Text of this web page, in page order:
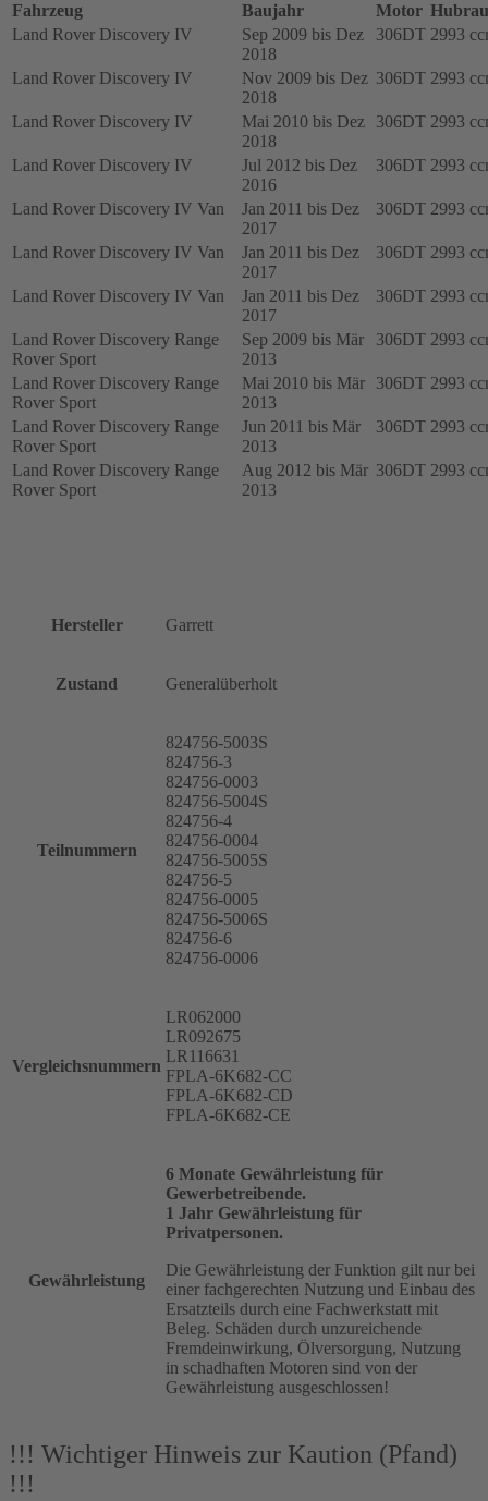
Fahrzeug Baujahr Motor
Land Rover Discovery IV
Sep 2009 bis Dez
2018
306DT 2993
Land Rover Discovery IV
Nov 2009 bis Dez
2018
306DT 2993
Land Rover Discovery IV
Mai 2010 bis Dez
2018
306DT 2993
Land Rover Discovery IV
Jul 2012 bis Dez
2016
306DT 2993
Land Rover Discovery IV Van
Jan 2011 bis Dez
2017
306DT 2993
Land Rover Discovery IV Van
Jan 2011 bis Dez
2017
306DT 2993
Land Rover Discovery IV Van
Jan 2011 bis Dez
2017
306DT 2993
Land Rover Discovery Range
Rover Sport
Sep 2009 bis Mär
2013
306DT 2993
Land Rover Discovery Range
Rover Sport
Mai 2010 bis Mär
2013
306DT 2993
Land Rover Discovery Range
Rover Sport
Jun 2011 bis Mär
2013
306DT 2993
Land Rover Discovery Range
Rover Sport
Aug 2012 bis Mär
2013
306DT 2993
Hersteller Garrett
Zustand Generalüberholt
Teilnummern
824756-5003S
824756-3
824756-0003
824756-5004S
824756-4
824756-0004
824756-5005S
824756-5
824756-0005
824756-5006S
824756-6
824756-0006
Vergleichsnummern
LR062000
LR092675
LR116631
FPLA-6K682-CC
FPLA-6K682-CD
FPLA-6K682-CE
Gewährleistung
6 Monate Gewährleistung für
Gewerbetreibende.
1 Jahr Gewährleistung für
Privatpersonen.
Die Gewährleistung der Funktion gilt nur bei
einer fachgerechten Nutzung und Einbau des
Ersatzteils durch eine Fachwerkstatt mit
Beleg. Schäden durch unzureichende
Fremdeinwirkung, Ölversorgung, Nutzung
in schadhaften Motoren sind von der
Gewährleistung ausgeschlossen!
!!! Wichtiger Hinweis zur Kaution (Pfand)
!!!